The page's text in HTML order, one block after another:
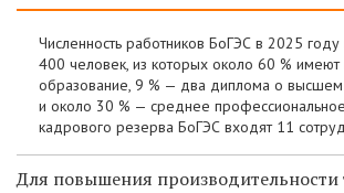
Численность работников БоГЭС в 2025
400 человек, из которых около 60 %
образование, 9 % — два диплома о высшем
и около 30 % — среднее
кадрового резерва БоГЭС входят 11
Для повышения производительности